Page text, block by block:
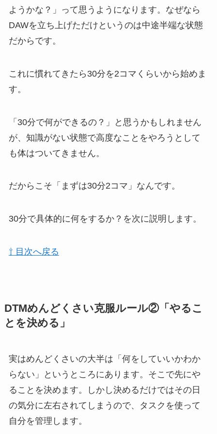
ようかな？」って思うようになります。なぜなら
DAWを立ち上げただけというのは中途半端な状態
だからです。
これに慣れてきたら30分を2コマくらいから始めま
す。
「30分で何ができるの？」と思うかもしれません
が、知識がない状態で高度なことをやろうとして
も体はついてきません。
だからこそ「まずは30分2コマ」なんです。
30分で具体的に何をするか？を次に説明します。
⇧ 目次へ戻る
DTMめんどくさい克服ルール②「やるこ
とを決める」
実はめんどくさいの大半は「何をしていいかわか
らない」というところにあります。そこで先にや
ることを決めます。しかし決めるだけではその日
の気分に左右されてしまうので、タスクを使って
自分を管理します。